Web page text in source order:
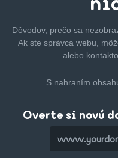
Dôvodov, prečo sa
Ak ste správca webu,
alebo
S nahraním
Overte si novú